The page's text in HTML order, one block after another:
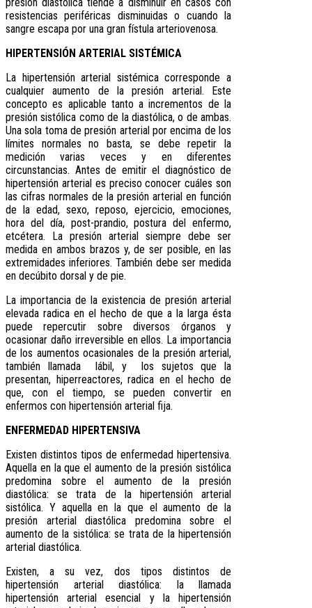
presión diastólica tiende a disminuir en casos con
resistencias periféricas disminuidas o cuando la
sangre escapa por una gran fístula arteriovenosa.
HIPERTENSIÓN ARTERIAL SISTÉMICA
La hipertensión arterial sistémica corresponde a
cualquier aumento de la presión arterial. Este
concepto es aplicable tanto a incrementos de la
presión sistólica como de la diastólica, o de ambas.
Una sola toma de presión arterial por encima de los
límites normales no basta, se debe repetir la
medición varias veces y en diferentes
circunstancias. Antes de emitir el diagnóstico de
hipertensión arterial es preciso conocer cuáles son
las cifras normales de la presión arterial en función
de la edad, sexo, reposo, ejercicio, emociones,
hora del día, post-prandio, postura del enfermo,
etcétera. La presión arterial siempre debe ser
medida en ambos brazos y, de ser posible, en las
extremidades inferiores. También debe ser medida
en decúbito dorsal y de pie.
La importancia de la existencia de presión arterial
elevada radica en el hecho de que a la larga ésta
puede repercutir sobre diversos órganos y
ocasionar daño irreversible en ellos. La importancia
de los aumentos ocasionales de la presión arterial,
también llamada lábil, y los sujetos que la
presentan, hiperreactores, radica en el hecho de
que, con el tiempo, se pueden convertir en
enfermos con hipertensión arterial fija.
ENFERMEDAD HIPERTENSIVA
Existen distintos tipos de enfermedad hipertensiva.
Aquella en la que el aumento de la presión sistólica
predomina sobre el aumento de la presión
diastólica: se trata de la hipertensión arterial
sistólica. Y aquella en la que el aumento de la
presión arterial diastólica predomina sobre el
aumento de la sistólica: se trata de la hipertensión
arterial diastólica.
Existen, a su vez, dos tipos distintos de
hipertensión arterial diastólica: la llamada
hipertensión arterial esencial y la hipertensión